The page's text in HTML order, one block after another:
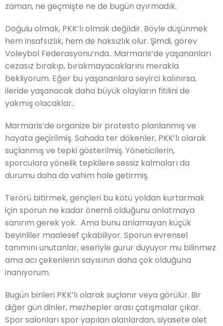
zaman, ne geçmişte ne de bugün ayırmadık.
Doğulu olmak, PKK’lı olmak değildir. Böyle düşünmek
hem insafsızlık, hem de haksızlık olur. Şimdi, görev
Voleybol Federasyonu’nda.. Marmaris’de yaşananları
cezasız bırakıp, bırakmayacaklarını merakla
bekliyorum. Eğer bu yaşananlara seyirci kalınırsa,
ileride yaşanacak daha büyük olayların fitilini de
yakmış olacaklar..
Marmaris’de organize bir protesto planlanmış ve
hayata geçirilmiş. Sahada ter dökenler, PKK’lı olarak
suçlanmış ve tepki gösterilmiş. Yöneticilerin,
sporculara yönelik tepkilere sessiz kalmaları da
durumu daha da vahim hale getirmiş.
Terörü bitirmek, gençleri bu kötü yoldan kurtarmak
için sporun ne kadar önemli olduğunu anlatmaya
sanırım gerek yok. Ama bunu anlamayan küçük
beyinliler maalesef çıkabiliyor. Sporun evrensel
tanımını unutanlar, eseriyle gurur duyuyor mu bilinmez
ama acı çekenlerin sayısının daha çok olduğuna
inanıyorum.
Bugün birileri PKK’lı olarak suçlanır veya görülür. Bir
diğer gün dinler, mezhepler arası çatışmalar çıkar.
Spor salonları spor yapılan alanlardan, siyasete alet